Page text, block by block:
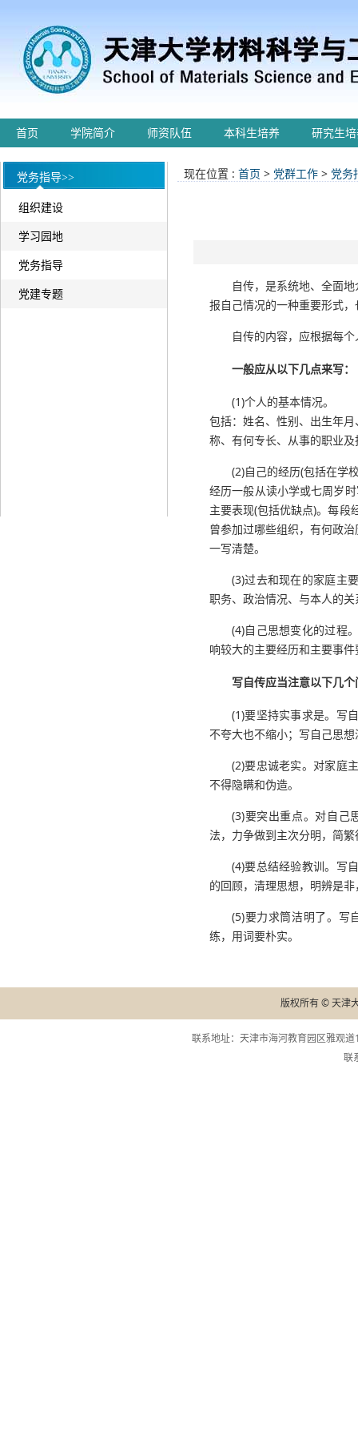
首页 学院简介 师资队伍 本科生培养 研究生
党务指导>>
组织建设
学习园地
党务指导
党建专题
现在位置 : 首页 > 党群工作 > 党务
自传，是系统地、全面
报自己情况的一种重要形式
自传的内容，应根据每
一般应从以下几点来写：
(1)个人的基本情况。
包括：姓名、性别、出生年
称、有何专长、从事的职业
(2)自己的经历(包括在学
经历一般从读小学或七周岁
主要表现(包括优缺点)。每段
曾参加过哪些组织，有何政
一写清楚。
(3)过去和现在的家庭主
职务、政治情况、与本人的
(4)自己思想变化的过程
响较大的主要经历和主要事
写自传应当注意以下几
(1)要坚持实事求是。写
不夸大也不缩小；写自己思
(2)要忠诚老实。对家庭
不得隐瞒和伪造。
(3)要突出重点。对自己
法，力争做到主次分明，简
(4)要总结经验教训。写
的回顾，清理思想，明辨是
(5)要力求筒洁明了。写
练，用词要朴实。
版权所有 © 天津
联系地址：天津市海河教育园区雅观
联